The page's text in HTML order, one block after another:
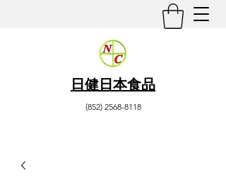
日健日本食品
(852) 2568-8118